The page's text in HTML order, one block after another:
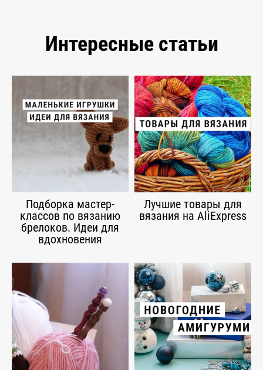
Интересные статьи
Подборка мастер-
классов по вязанию
брелоков. Идеи для
вдохновения
Лучшие товары для
вязания на AliExpress